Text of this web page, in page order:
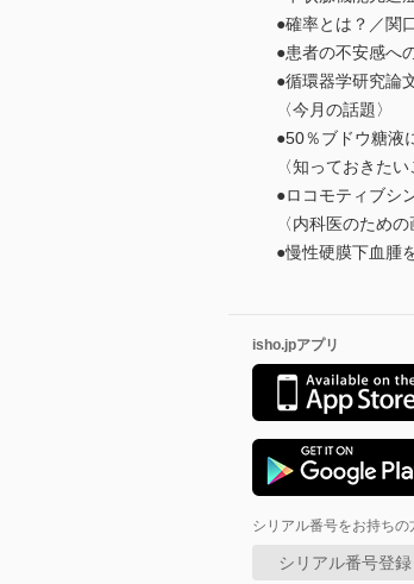
●確率とは？／関
●患者の不安感へ
●循環器学研究論
〈今月の話題〉
●50％ブドウ糖液
〈知っておきた
●ロコモティブシ
〈内科医のため
●慢性硬膜下血腫
isho.jpアプリ
シリアル番号をお持ちの
シリアル番号登録